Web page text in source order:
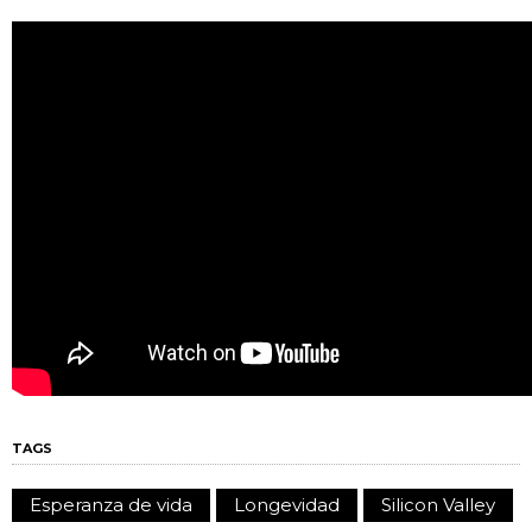
TAGS
Esperanza de vida Longevidad
Silicon Valley